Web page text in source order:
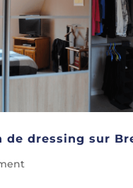
de dressing sur